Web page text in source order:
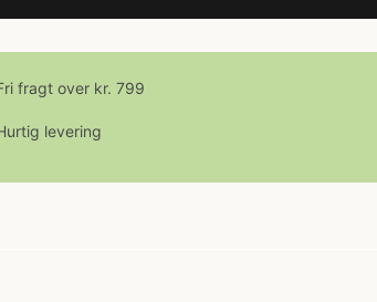
fragt over kr. 799
levering